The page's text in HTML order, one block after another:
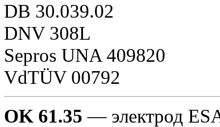
DB 30.039.02
DNV 308L
Sepros UNA 409820
VdTÜV 00792
OK 61.35 — электрод